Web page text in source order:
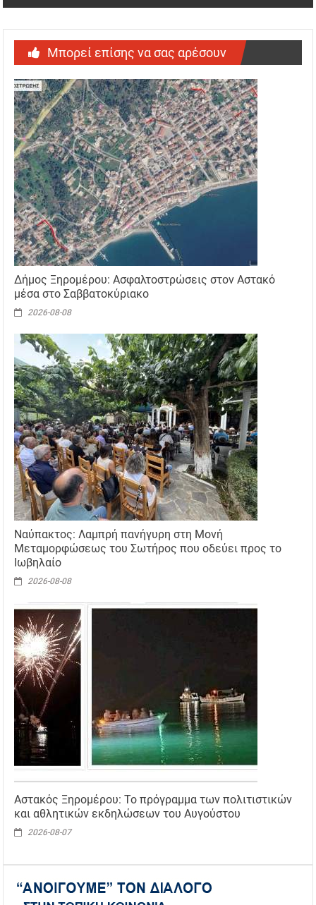
Μπορεί επίσης να σας αρέσουν
Δήμος Ξηρομέρου: Ασφαλτοστρώσεις στον Αστακό
μέσα στο Σαββατοκύριακο
2026-08-08
Ναύπακτος: Λαμπρή πανήγυρη στη Μονή
Μεταμορφώσεως του Σωτήρος που οδεύει προς το
Ιωβηλαίο
2026-08-08
Αστακός Ξηρομέρου: Το πρόγραμμα των πολιτιστικών
και αθλητικών εκδηλώσεων του Αυγούστου
2026-08-07